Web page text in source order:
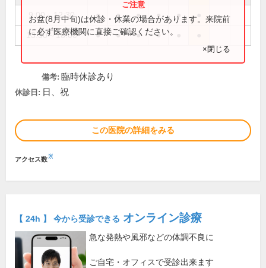
9:00～12:30 ● ● ● ● ●
13:30～18:00 ● ● ● ●
お盆(8月中旬)は休診・休業の場合があります。来院前
に必ず医療機関に直接ご確認ください。
×閉じる
備考: 臨時休診あり
休診日: 日、祝
この医院の詳細をみる
アクセス数※
【 24h 】 今から受診できる オンライン診療
急な発熱や風邪などの体調不良に
ご自宅・オフィスで受診出来ます